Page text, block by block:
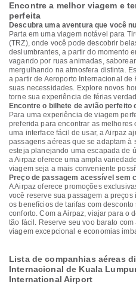
Encontre a melhor viagem e
perfeita
Descubra uma aventura que você
Parta em uma viagem notável para
(TRZ), onde você pode descobrir
deslumbrantes, a partir do momento
vagando por ruas animadas,
mergulhando na atmosfera distinta.
a partir de Aeroporto Internacional
suas necessidades. Explore novos
torne sua experiência de férias
Encontre o bilhete de avião perfeito
Para uma experiência de viagem
preferida para encontrar as
uma interface fácil de usar, a Airpaz
passagens aéreas que se adaptam à
esteja planejando uma escapada de
a Airpaz oferece uma ampla
viagem seja a mais conveniente
Preço de passagem acessível sem
A Airpaz oferece promoções
você reserve sua passagem a
os benefícios de tarifas com
conforto. Com a Airpaz, viajar para o
tão fácil. Reserve seu voo barato
viagem excepcional e economias
Lista de companhias aéreas
Internacional de Kuala
International Airport